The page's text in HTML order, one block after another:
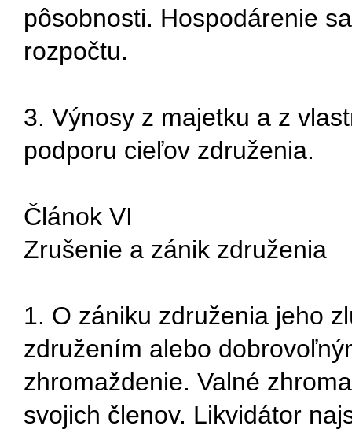
pôsobnosti. Hospodárenie
rozpočtu.
3. Výnosy z majetku a z
podporu cieľov združenia.
Článok VI
Zrušenie a zánik združenia
1. O zániku združenia jeho
združením alebo
zhromaždenie. Valné
svojich členov. Likvidátor